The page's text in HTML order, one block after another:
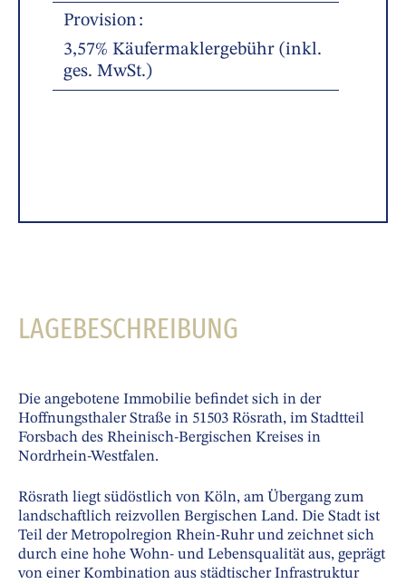
Provision
3,57% Käufermaklergebühr (inkl.
ges. MwSt.)
LAGEBESCHREIBUNG
Die angebotene Immobilie befindet sich in der
Hoffnungsthaler Straße in 51503 Rösrath, im Stadtteil
Forsbach des Rheinisch-Bergischen Kreises in
Nordrhein-Westfalen.
Rösrath liegt südöstlich von Köln, am Übergang zum
landschaftlich reizvollen Bergischen Land. Die Stadt ist
Teil der Metropolregion Rhein-Ruhr und zeichnet sich
durch eine hohe Wohn- und Lebensqualität aus, geprägt
von einer Kombination aus städtischer Infrastruktur